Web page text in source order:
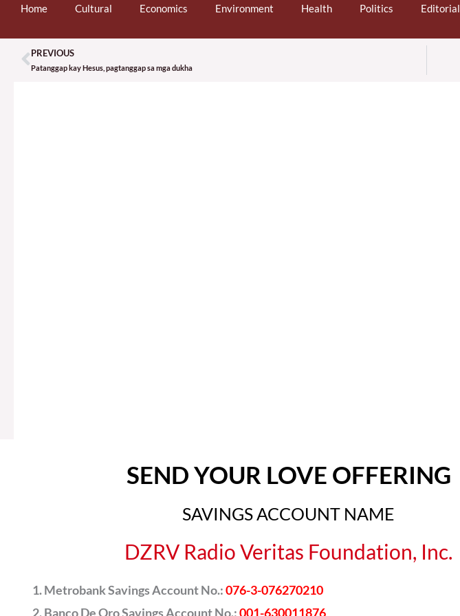
Home Cultural Economics Environment Health Politics Editorial
Prev
PREVIOUS
Patanggap kay Hesus, pagtanggap sa mga dukha
SEND YOUR LOVE OFFERING
SAVINGS ACCOUNT NAME
DZRV Radio Veritas Foundation, Inc.
Metrobank Savings Account No.:076-3-076270210
Banco De Oro Savings Account No.:001-630011876